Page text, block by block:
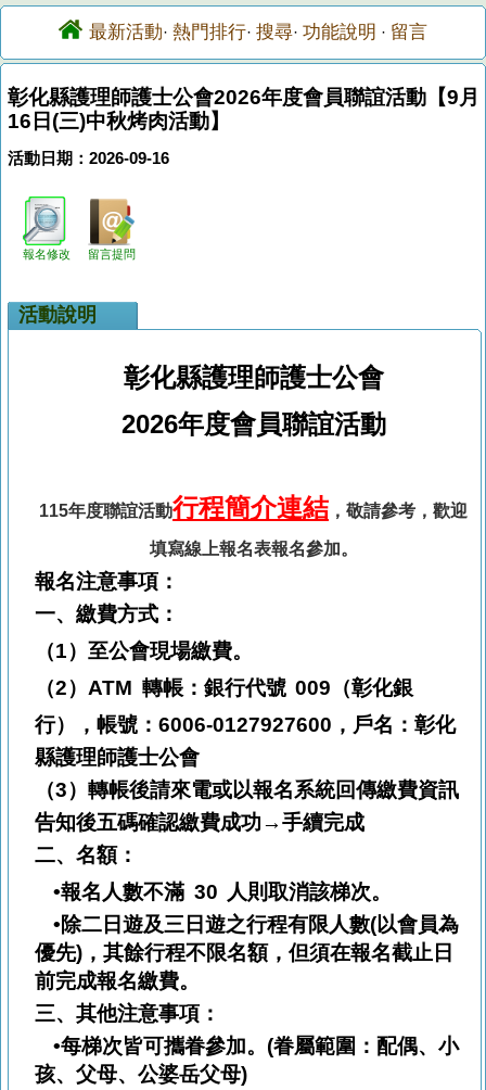
最新活動· 熱門排行· 搜尋· 功能說明 · 留言
彰化縣護理師護士公會2026年度會員聯誼活動【9月
16日(三)中秋烤肉活動】
活動日期：2026-09-16
報名修改 留言提問
活動說明
彰化縣護理師護士公會
2026年度會員聯誼活動
115年度聯誼活動行程簡介連結 ，敬請參考，歡迎
填寫線上報名表報名參加。
報名注意事項：
一、繳費方式：
（1） 至公會現場繳費。
（2） ATM 轉帳：銀行代號009 （彰化銀
行），帳號： 6006-0127927600 ，戶名：彰化
縣護理師護士公會
（3） 轉帳後請來電或以報名系統回傳繳費資訊
告知後五碼確認繳費成功→手續完成
二、 名額：
•報名人數不滿 30 人則取消該梯次。
•除二日遊及三日遊之行程有限人數(以會員為
優先)，其餘行程不限名額，但須在報名截止日
前完成報名繳費。
三、 其他注意事項：
•每梯次皆可攜眷參加。(眷屬範圍：配偶、小
孩、父母、公婆岳父母)